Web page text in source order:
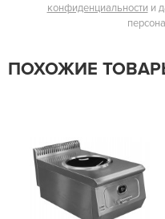
конфиденциальности и
ПОХОЖИЕ